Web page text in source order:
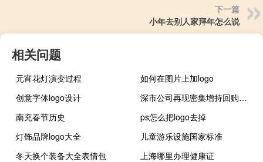
下一篇
小年去别人家拜年怎么说
相关问题
元宵花灯演变过程
如何在图片上加logo
创意字体logo设计
深市公司再现密集增持回购潮 先导智能、中集集团等多家龙头“接力”
南充春节历史
ps怎么把logo去掉
灯饰品牌logo大全
儿童游乐设施国家标准
冬天换个装备大全表情包
上海哪里办理健康证